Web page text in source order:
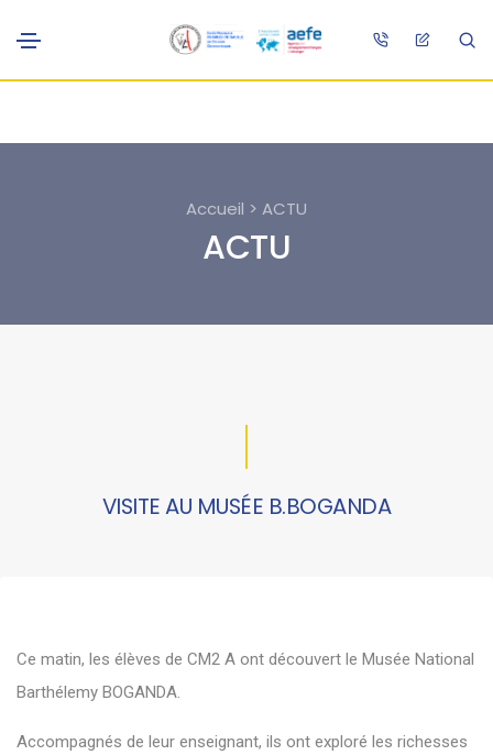
Accueil > ACTU
ACTU
VISITE AU MUSÉE B.BOGANDA
Ce matin, les élèves de CM2 A ont découvert le Musée National
Barthélemy BOGANDA.
Accompagnés de leur enseignant, ils ont exploré les richesses